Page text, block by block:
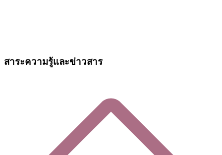
สาระความรู้และข่าวสาร